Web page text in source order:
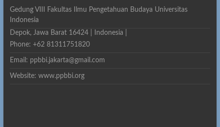
Gedung VIII Fakultas Ilmu Pengetahuan Budaya Universitas
Indonesia
Depok, Jawa Barat 16424 | Indonesia |
Phone: +62 81311751820
Email: ppbbi.jakarta@gmail.com
Website: www.ppbbi.org